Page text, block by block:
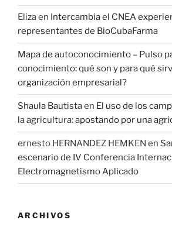
Elizaen Intercambia el CNEA
representantes de BioCubaFarma
Mapa de autoconocimiento – Pulso
conocimiento: qué son y para qué
organización empresarial?
Shaula Bautistaen El uso de los
la agricultura: apostando por una
ernesto HERNANDEZ HEMKEN en
escenario de IV Conferencia
Electromagnetismo Aplicado
ARCHIVOS